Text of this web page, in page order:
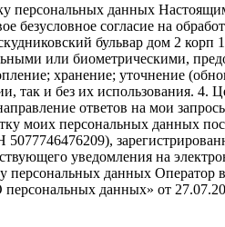
персональных данных
безусловное согласие на
бульвар дом 2
или биометрическими,
хранение; уточнение
так и без их использования.
ответов на мои
моих персональных данных
уведомления на
персональных данных
данных» от